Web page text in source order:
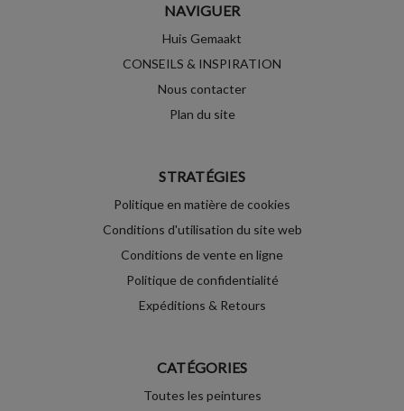
NAVIGUER
Huis Gemaakt
CONSEILS & INSPIRATION
Nous contacter
Plan du site
STRATÉGIES
Politique en matière de cookies
Conditions d'utilisation du site web
Conditions de vente en ligne
Politique de confidentialité
Expéditions & Retours
CATÉGORIES
Toutes les peintures